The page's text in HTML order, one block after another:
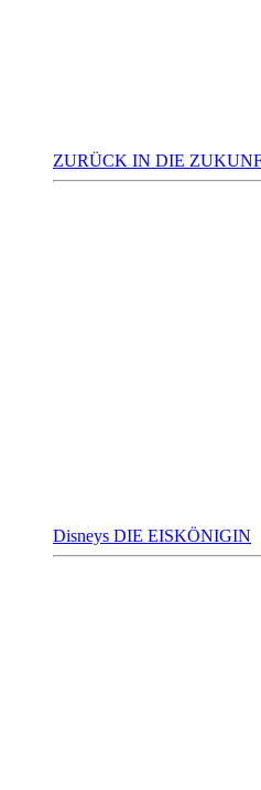
ZURÜCK IN DIE
Disneys DIE EISKÖNIGIN